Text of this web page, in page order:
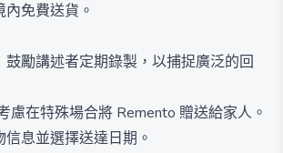
免費送貨。
勵講述者定期錄製，以捕捉廣泛的回
慮在特殊場合將 Remento 贈送給家人。
息並選擇送達日期。